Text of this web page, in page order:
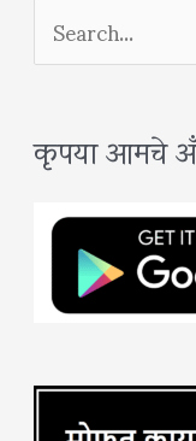
S
e
r
c
:
कृपया आमचे